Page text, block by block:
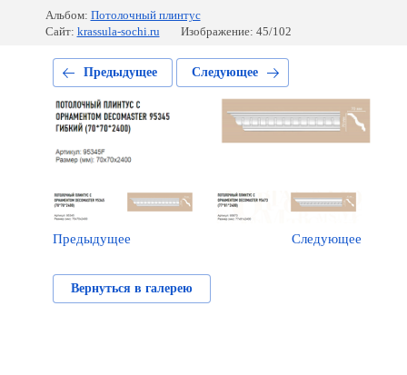
Альбом: Потолочный плинтус
Сайт: krassula-sochi.ru Изображение: 45/102
Предыдущее Следующее
Предыдущее Следующее
Вернуться в галерею